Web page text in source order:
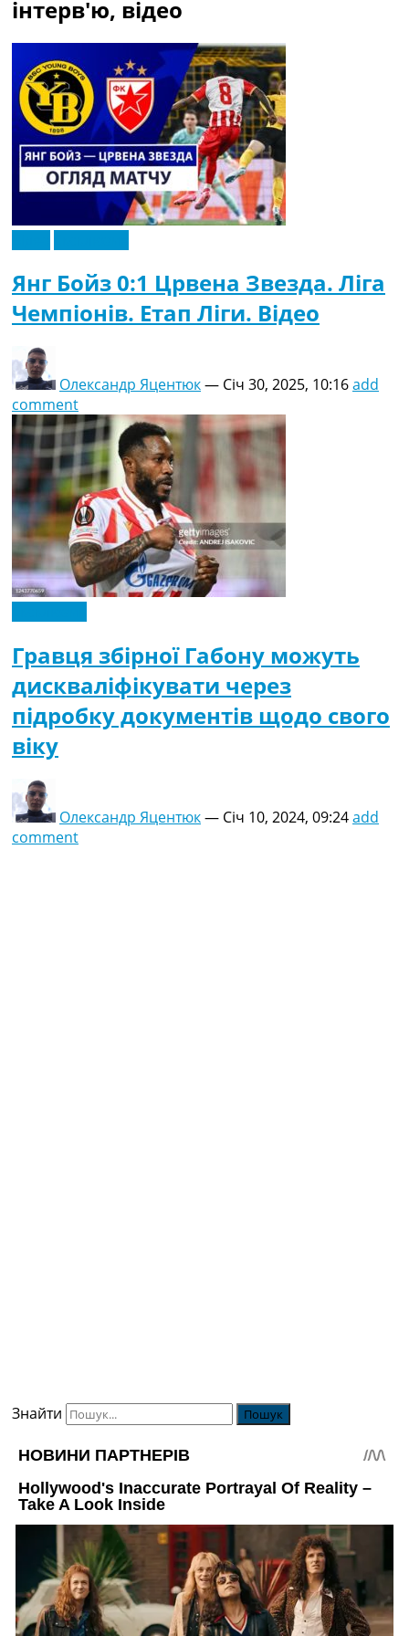
Україна. Прем’єр-Ліга
Ліга Чемпіонів
Англія. Прем’єр-Ліга
Іспанія. Ла Ліга
Ще Турніри >>>
Таблиці
Чемпіонат Світу. Турнирні таблиці
Таблиця УПЛ
Перша Ліга
Таблиця АПЛ
Таблиця Ла Ліги
Таблиця Ліги Чемпіонів
Всі таблиці >>>
Рейтинги
Рейтинг країн УЄФА
Телепрограма
інтерв'ю, відео
Янг Бойз 0:1 Црвена Звезда. Ліга
Чемпіонів. Етап Ліги. Відео
Олександр Яцентюк— Січ 30, 2025, 10:16add
comment
Гравця збірної Габону можуть
дискваліфікувати через
підробку документів щодо свого
віку
Олександр Яцентюк— Січ 10, 2024, 09:24add
comment
Знайти